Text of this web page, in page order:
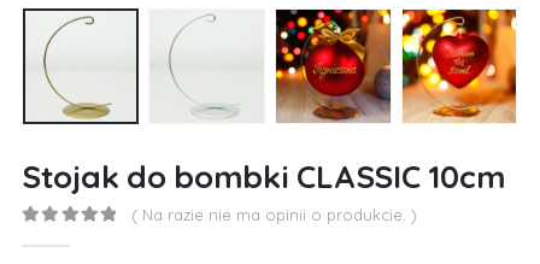
Stojak do bombki CLASSIC 10cm
( Na razie nie ma opinii o produkcie. )